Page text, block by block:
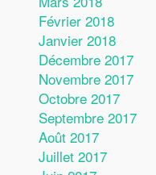
Février 2018
Janvier 2018
Décembre 2017
Novembre 2017
Octobre 2017
Septembre 2017
Août 2017
Juillet 2017